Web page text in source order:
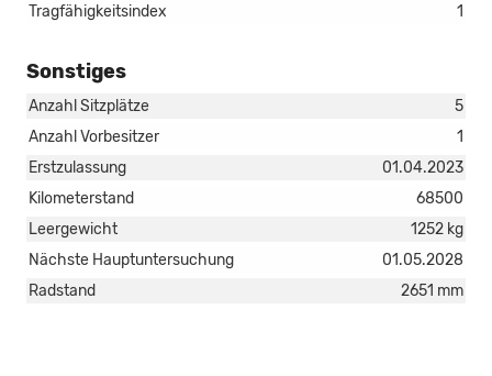
Tragfähigkeitsindex
1
Sonstiges
Anzahl Sitzplätze
5
Anzahl Vorbesitzer
1
Erstzulassung
01.04.2023
Kilometerstand
68500
Leergewicht
1252 kg
Nächste Hauptuntersuchung
01.05.2028
Radstand
2651 mm